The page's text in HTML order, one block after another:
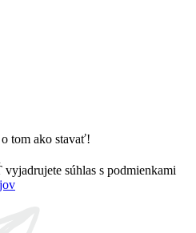
tom ako stavať!
súhlas s podmienkami